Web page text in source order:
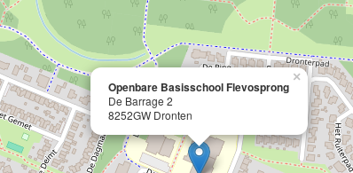
Openbare Basisschool Flevosprong
De Barrage 2
8252GW Dronten
×